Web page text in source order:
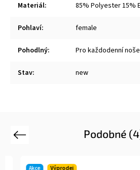
Materiál: 85% Polyester 15%
Pohlaví: female
Pohodlný: Pro každodenní
Stav: new
Podobné
Previous
Akce Výprodej